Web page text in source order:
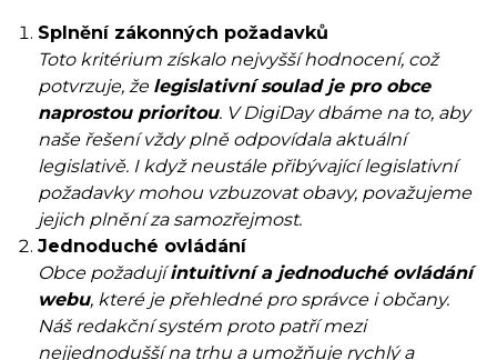
Splnění zákonných požadavků
Toto kritérium získalo nejvyšší hodnocení, což
potvrzuje, že legislativní soulad je pro obce
naprostou prioritou. V DigiDay dbáme na to, aby
naše řešení vždy plně odpovídala aktuální
legislativě. I když neustále přibývající legislativní
požadavky mohou vzbuzovat obavy, považujeme
jejich plnění za samozřejmost.
Jednoduché ovládání
Obce požadujíintuitivní a jednoduché ovládání
webu, které je přehledné pro správce i občany.
Náš redakční systém proto patří mezi
nejjednodušší na trhu a umožňuje rychlý a